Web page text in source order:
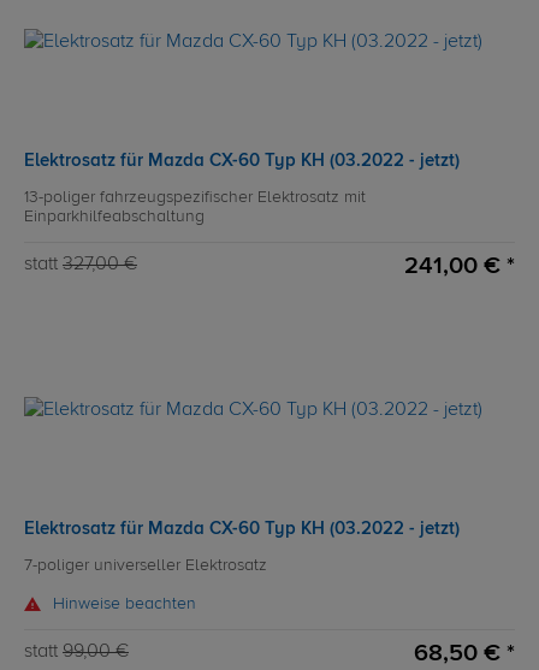
Elektrosatz für Mazda CX-60 Typ KH (03.2022 - jetzt)
13-poliger fahrzeugspezifischer Elektrosatz mit
Einparkhilfeabschaltung
statt 327,00 € 241,00 € *
Elektrosatz für Mazda CX-60 Typ KH (03.2022 - jetzt)
7-poliger universeller Elektrosatz
Hinweise beachten
statt 99,00 € 68,50 € *